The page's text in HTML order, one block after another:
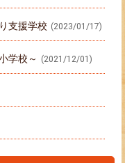
支援学校 (2023/01/17)
学校～ (2021/12/01)